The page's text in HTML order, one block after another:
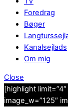
Foredrag
Bøger
Kanalsejlads
Om mig
Close
[highlight
image_w=”125″